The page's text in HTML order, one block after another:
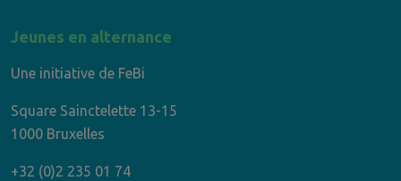
Jeunes en alternance
Une initiative de FeBi
Square Sainctelette 13-15
1000 Bruxelles
+32 (0)2 235 01 74